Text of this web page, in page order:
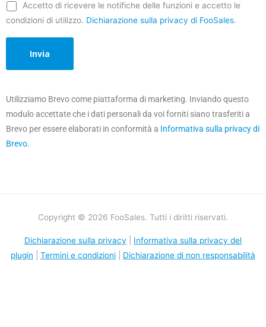
Accetto di ricevere le notifiche delle funzioni e accetto le
condizioni di utilizzo. Dichiarazione sulla privacy di FooSales.
Utilizziamo Brevo come piattaforma di marketing. Inviando questo
modulo accettate che i dati personali da voi forniti siano trasferiti a
Brevo per essere elaborati in conformità a Informativa sulla privacy di
Brevo.
Copyright © 2026 FooSales. Tutti i diritti riservati.
Dichiarazione sulla privacy
Informativa sulla privacy del
plugin
Termini e condizioni Dichiarazione di non responsabilità